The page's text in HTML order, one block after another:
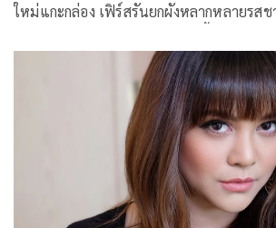
ใหม่แกะกล่อง เฟิร์สรันยกผังหลากหลายรส
สืบสวนสอบสวนยากคาดเดา จัดหนักความสุ